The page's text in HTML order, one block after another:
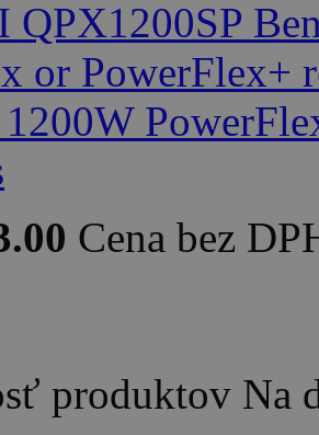
Cena bez
produktov Na